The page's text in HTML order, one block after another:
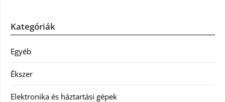
Kategóriák
Egyéb
Ékszer
Elektronika és háztartási gépek